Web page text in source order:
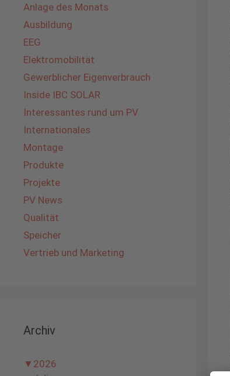
Anlage des Monats
Ausbildung
EEG
Elektromobilität
Gewerblicher Eigenverbrauch
Inside IBC SOLAR
Interessantes rund um PV
Internationales
Montage
Produkte
Projekte
PV News
Qualität
Speicher
Vertrieb und Marketing
Archiv
▼ 2026